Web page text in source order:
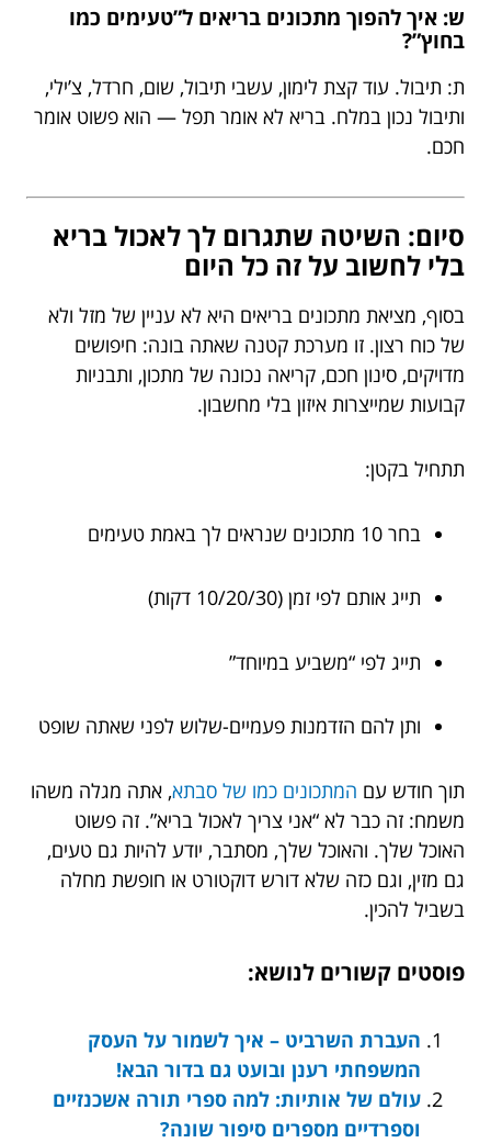
ש: איך להפוך מתכונים בריאים ל”טעימים כמו
בחוץ”?
ת: תיבול. עוד קצת לימון, עשבי תיבול, שום, חרדל, צ’ילי,
ותיבול נכון במלח. בריא לא אומר תפל — הוא פשוט אומר
חכם.
סיום: השיטה שתגרום לך לאכול בריא
בלי לחשוב על זה כל היום
בסוף, מציאת מתכונים בריאים היא לא עניין של מזל ולא
של כוח רצון. זו מערכת קטנה שאתה בונה: חיפושים
מדויקים, סינון חכם, קריאה נכונה של מתכון, ותבניות
קבועות שמייצרות איזון בלי מחשבון.
תתחיל בקטן:
בחר 10 מתכונים שנראים לך באמת טעימים
תייג אותם לפי זמן (10/20/30 דקות)
תייג לפי “משביע במיוחד”
ותן להם הזדמנות פעמיים-שלוש לפני שאתה שופט
תוך חודש עם המתכונים כמו של סבתא, אתה מגלה משהו
משמח: זה כבר לא “אני צריך לאכול בריא”. זה פשוט
האוכל שלך. והאוכל שלך, מסתבר, יודע להיות גם טעים,
גם מזין, וגם כזה שלא דורש דוקטורט או חופשת מחלה
בשביל להכין.
פוסטים קשורים לנושא:
העברת השרביט – איך לשמור על העסק
המשפחתי רענן ובועט גם בדור הבא!
עולם של אותיות: למה ספרי תורה אשכנזיים
וספרדיים מספרים סיפור שונה?